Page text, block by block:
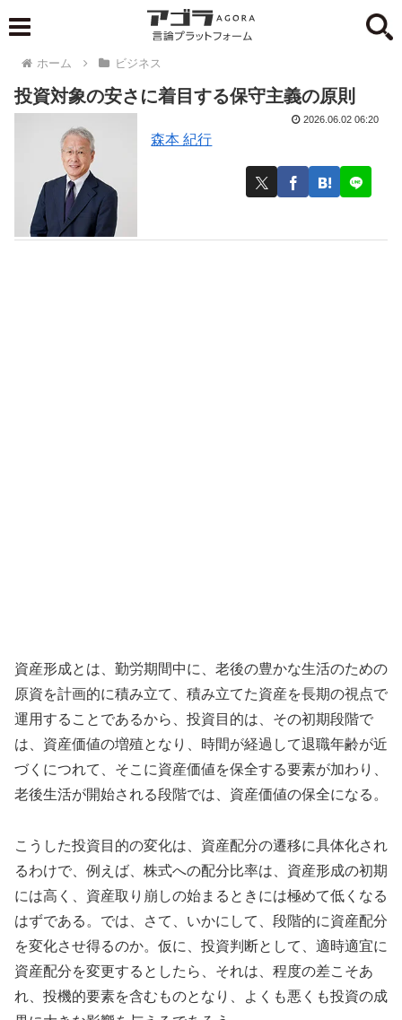
ホーム ビジネス
投資対象の安さに着目する保守主義の原則
森本 紀行
2026.06.02 06:20
資産形成とは、勤労期間中に、老後の豊かな生活のための
原資を計画的に積み立て、積み立てた資産を長期の視点で
運用することであるから、投資目的は、その初期段階で
は、資産価値の増殖となり、時間が経過して退職年齢が近
づくにつれて、そこに資産価値を保全する要素が加わり、
老後生活が開始される段階では、資産価値の保全になる。
こうした投資目的の変化は、資産配分の遷移に具体化され
るわけで、例えば、株式への配分比率は、資産形成の初期
には高く、資産取り崩しの始まるときには極めて低くなる
はずである。では、さて、いかにして、段階的に資産配分
を変化させ得るのか。仮に、投資判断として、適時適宜に
資産配分を変更するとしたら、それは、程度の差こそあ
れ、投機的要素を含むものとなり、よくも悪くも投資の成